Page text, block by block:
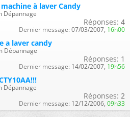
à laver Candy
Dépannage
Réponses: 4
Dernier message: 07/03/2007, 16h00
a laver candy
Dépannage
Réponses: 1
Dernier message: 14/02/2007, 19h56
Dépannage
Réponses: 2
Dernier message: 12/12/2006, 09h33